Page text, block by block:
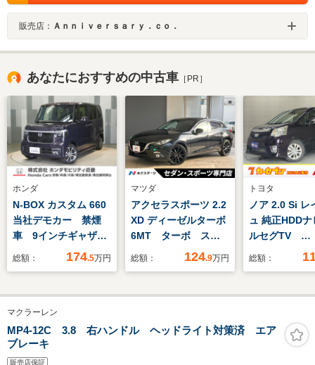
販売店： Ａｎｎｉｖｅｒｓａｒｙ．ｃｏ．
あなたにおすすめの中古車 ［PR］
ホンダ
N-BOX カスタム 660
当社デモカー 禁煙
車 9インチギャザー
ズメモリーナビ フル
ダセンシング LEDヘ
ッドライト ETC ド
ライブレコーダー フ
ロントヒーターシート
総額： 174.5万円
マツダ
アクセラスポーツ 2.2
XD ディーゼルターボ
6MT ターボ スマ
ートシティブレーキサ
BSM 純正18インチ
ドシステム 革巻きス
総額： 124.9万円
トヨタ
ノア 2.0 Si レ
ュ 純正HDD
ルセグTV
Bluetooth接
ライドドア
総額：
マクラーレン
MP4-12C 3.8 右ハンドル ヘッドライト対策済 エア
ブレーキ
販売店保証